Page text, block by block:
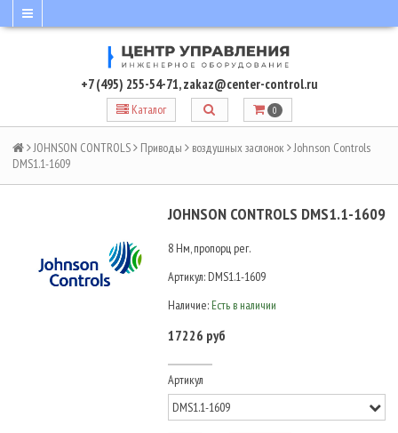
+7 (495) 255-54-71,zakaz@center-control.ru
Каталог 0
JOHNSON CONTROLS Приводы воздушных заслонок
Johnson Controls
DMS1.1-1609
JOHNSON CONTROLS DMS1.1-1609
8 Нм, пропорц рег.
Артикул: DMS1.1-1609
Наличие: Есть в наличии
17226 руб
Артикул